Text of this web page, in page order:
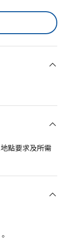
點要求及所需